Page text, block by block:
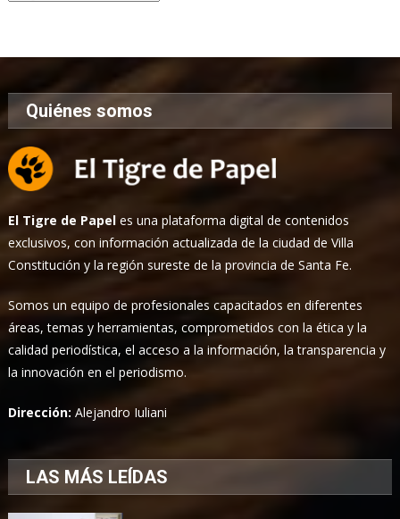
Quiénes somos
El Tigre de Papel es una plataforma digital de contenidos
exclusivos, con información actualizada de la ciudad de Villa
Constitución y la región sureste de la provincia de Santa Fe.
Somos un equipo de profesionales capacitados en diferentes
áreas, temas y herramientas, comprometidos con la ética y la
calidad periodística, el acceso a la información, la transparencia y
la innovación en el periodismo.
Dirección:Alejandro Iuliani
LAS MÁS LEÍDAS